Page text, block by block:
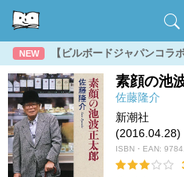
NEW 【ビルボードジャパンコラ
素顔の池
佐藤隆介
新潮社
(2016.04.28)
ISBN・EAN: